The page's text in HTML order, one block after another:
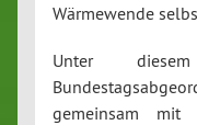
Wärmewende
Unter
gemeinsam